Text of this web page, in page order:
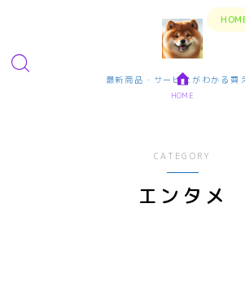
トップページに戻る
最新商品・サービスがわかる買
MENU
転職・仕事・求人・学ぶ
転職・求人サイトまとめ比較
HOME
CATEGORY
エンタメ